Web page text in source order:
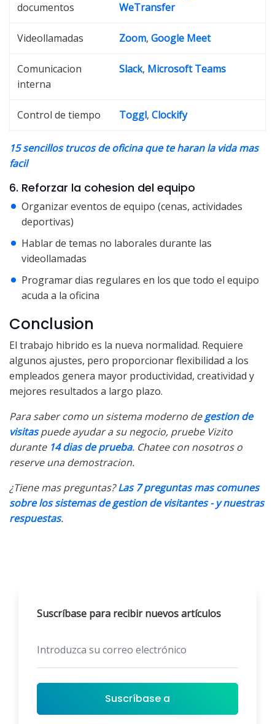
documentos
WeTransfer
Videollamadas Zoom, Google Meet
Comunicacion
interna
Slack, Microsoft Teams
Control de tiempo Toggl, Clockify
15 sencillos trucos de oficina que te haran la vida mas
facil
6. Reforzar la cohesion del equipo
Organizar eventos de equipo (cenas, actividades
deportivas)
Hablar de temas no laborales durante las
videollamadas
Programar dias regulares en los que todo el equipo
acuda a la oficina
Conclusion
El trabajo hibrido es la nueva normalidad. Requiere
algunos ajustes, pero proporcionar flexibilidad a los
empleados genera mayor productividad, creatividad y
mejores resultados a largo plazo.
Para saber como un sistema moderno degestion de
visitaspuede ayudar a su negocio, pruebe Vizito
durante 14 dias de prueba. Chatee con nosotros o
reserve una demostracion.
¿Tiene mas preguntas?Las 7 preguntas mas comunes
sobre los sistemas de gestion de visitantes - y nuestras
respuestas.
Suscríbase para recibir nuevos artículos
Suscríbase a